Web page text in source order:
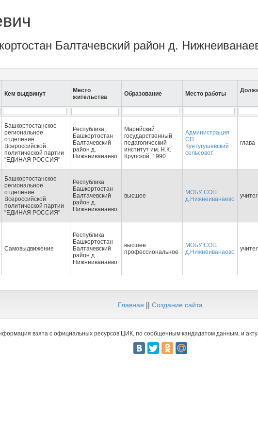
Балтачевский район д.
Кем выдвинут
Место
жительства
Образование Место работы
Башкортостанское
региональное
отделение
Всероссийской
политической партии
"ЕДИНАЯ РОССИЯ"
Республика
Башкортостан
Балтачевский
район д.
Нижнеиванаево
Марийский
государственный
педагогический
институт им. Н.К.
Крупской, 1990
Администрация
СП
Кунтугушевский
сельсовет
глава
Башкортостанское
региональное
отделение
Всероссийской
политической партии
"ЕДИНАЯ РОССИЯ"
Республика
Башкортостан
Балтачевский
район д.
Нижнеиванаево
высшее
МОБУ СОШ
д.Нижнеиванаево
Самовыдвижение
Республика
Башкортостан
Балтачевский
район д.
Нижнеиванаево
высшее
профессиональное
МОБУ СОШ
д.Нижнеиванаево
Главная || Создание сайта
взята с официальных ресурсов ЦИК, по сообщенным кандидатом данным, и